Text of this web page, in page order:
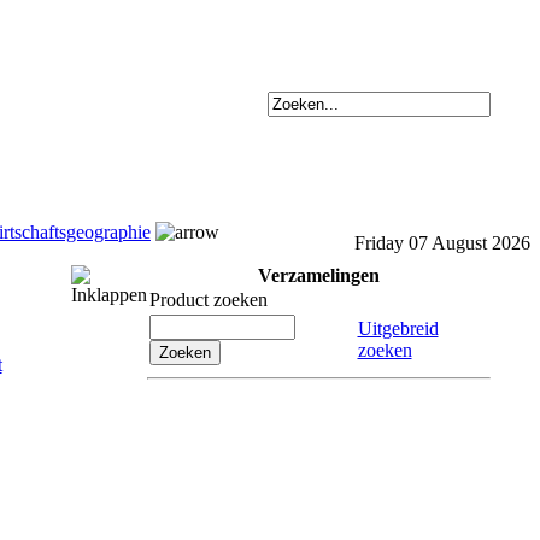
Friday 07 August 2026
Verzamelingen
Product zoeken
Uitgebreid
zoeken